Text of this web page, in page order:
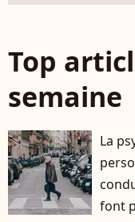
Top
semaine
La
font